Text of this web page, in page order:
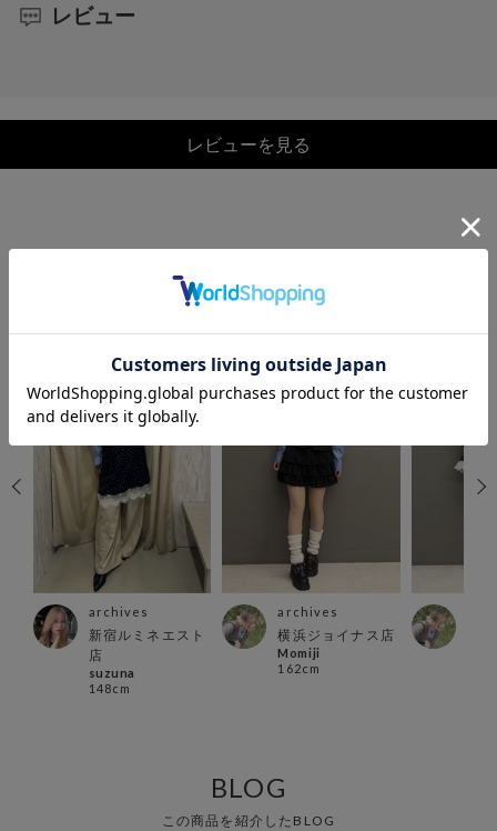
レビュー
レビューを見る
COORDINATE
この商品を使ったCOORDINATE
archives
新宿ルミネエスト
店
suzuna
148cm
archives
横浜ジョイナス店
Momiji
162cm
BLOG
この商品を紹介したBLOG